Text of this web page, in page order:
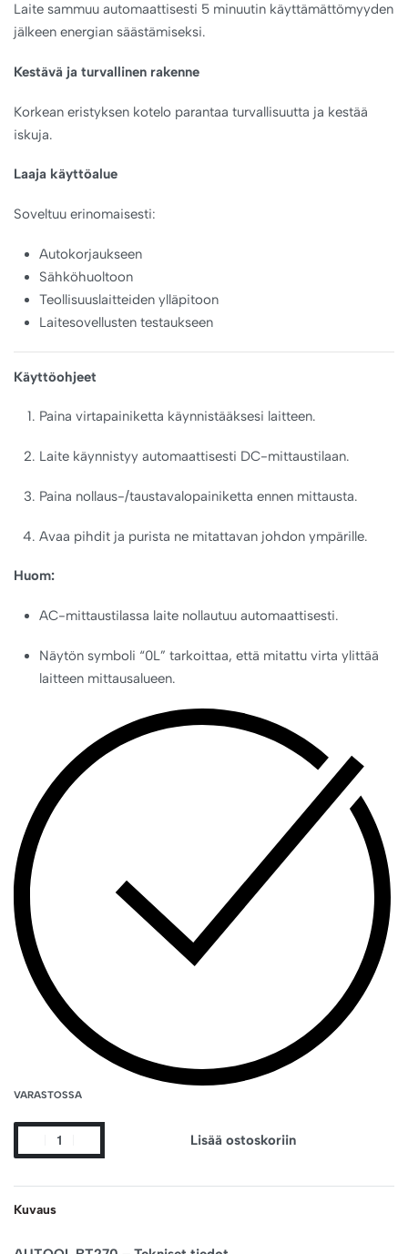
Laite sammuu automaattisesti 5 minuutin käyttämättömyyden
jälkeen energian säästämiseksi.
Kestävä ja turvallinen rakenne
Korkean eristyksen kotelo parantaa turvallisuutta ja kestää
iskuja.
Laaja käyttöalue
Soveltuu erinomaisesti:
Autokorjaukseen
Sähköhuoltoon
Teollisuuslaitteiden ylläpitoon
Laitesovellusten testaukseen
Käyttöohjeet
Paina virtapainiketta käynnistääksesi laitteen.
Laite käynnistyy automaattisesti DC-mittaustilaan.
Paina nollaus-/taustavalopainiketta ennen mittausta.
Avaa pihdit ja purista ne mitattavan johdon ympärille.
Huom:
AC-mittaustilassa laite nollautuu automaattisesti.
Näytön symboli “0L” tarkoittaa, että mitattu virta ylittää
laitteen mittausalueen.
VARASTOSSA
Lisää ostoskoriin
Kuvaus